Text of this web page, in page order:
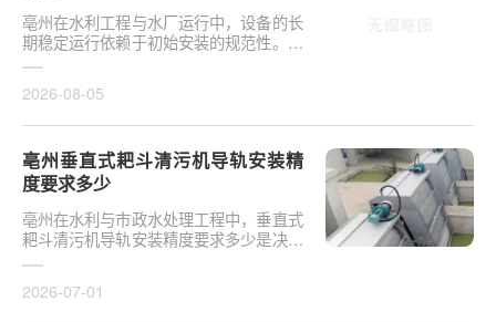
亳州在水利工程与水厂运行中，设备的长
期稳定运行依赖于初始安装的规范性。对
于泵站核心拦污设备而言，其倾斜度直接
2026-08-05
亳州垂直式耙斗清污机导轨安装精
度要求多少
亳州在水利与市政水处理工程中，垂直式
耙斗清污机导轨安装精度要求多少是决定
设备运行平稳性的核心**。导轨作为耙斗
2026-07-01